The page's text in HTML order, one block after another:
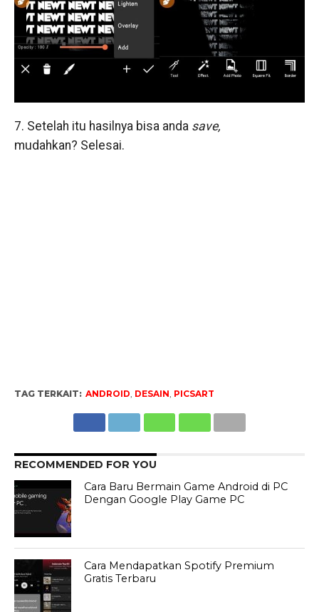
7. Setelah itu hasilnya bisa anda save,
mudahkan? Selesai.
TAG TERKAIT: ANDROID, DESAIN, PICSART
RECOMMENDED FOR YOU
Cara Baru Bermain Game Android di PC
Dengan Google Play Game PC
Cara Mendapatkan Spotify Premium
Gratis Terbaru